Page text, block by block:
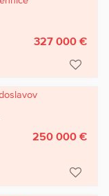
327 000 €
250 000 €